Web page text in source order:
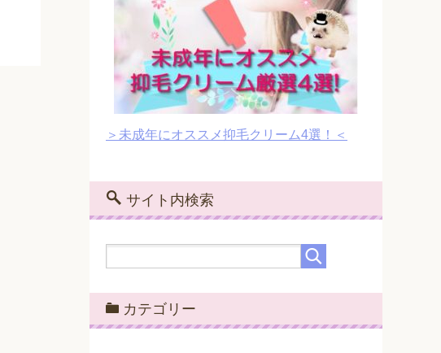
＞未成年にオススメ抑毛クリーム4選！＜
サイト内検索
カテゴリー